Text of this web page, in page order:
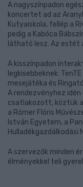
A nagyszínpadon
koncertet ad az
Kutyaiskola, fellép a
pedig a Kabóca
látható lesz. Az estét
A kisszínpadon
legkisebbeknek:
mesejátéka és
A rendezvényhez
csatlakozott, köztük a
a Rómer Flóris
István Egyetem, a
Hulladékgazdálkodási
A szervezők minden
élményekkel teli